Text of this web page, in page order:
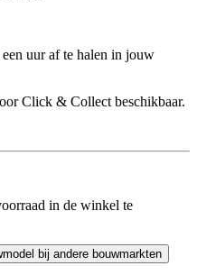
uur af te halen in jouw
Click & Collect beschikbaar.
in de winkel te
bij andere bouwmarkten